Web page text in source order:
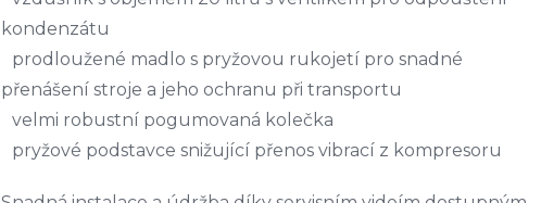
kondenzátu
prodloužené madlo s pryžovou rukojetí pro snadné
přenášení stroje a jeho ochranu při transportu
velmi robustní pogumovaná kolečka
pryžové podstavce snižující přenos vibrací z kompresoru